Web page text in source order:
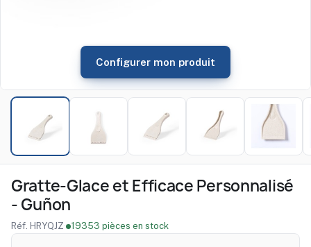
Configurer mon produit
Gratte-Glace et Efficace Personnalisé
- Guñon
Réf. HRYQJZ· 19353 pièces en stock